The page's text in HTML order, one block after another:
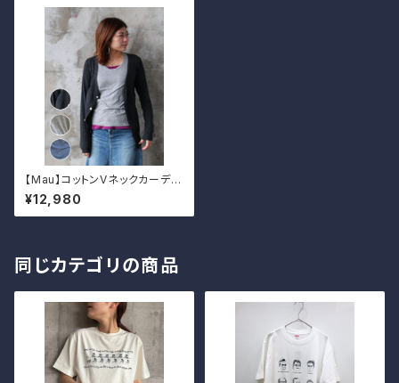
【Mau】コットンVネックカーディ
ガン
¥12,980
同じカテゴリの商品